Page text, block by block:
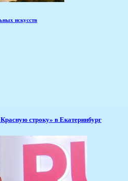
искусств
строку» в Екатеринбург